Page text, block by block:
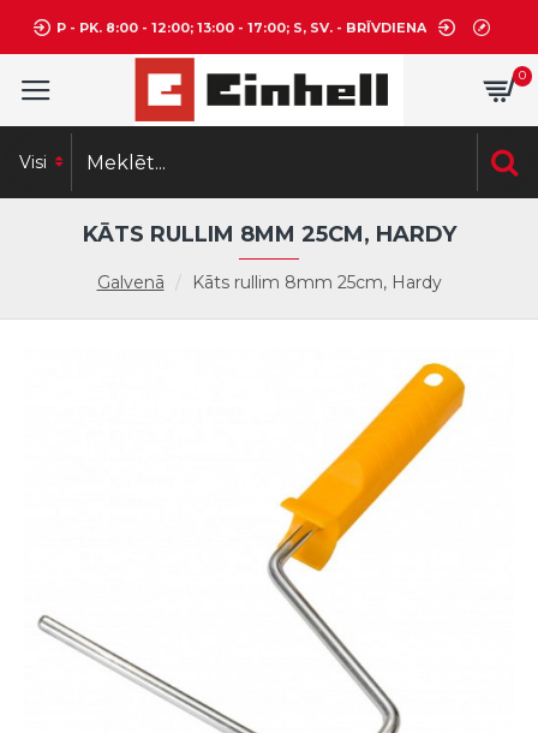
P - PK. 8:00 - 12:00; 13:00 - 17:00; S, SV. - BRĪVDIENA
0
Visi
Galvenā Kāts rullim 8mm 25cm, Hardy
KĀTS RULLIM 8MM 25CM, HARDY